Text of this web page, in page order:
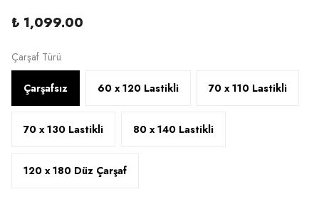
₺ 1,099.00
Çarşaf Türü
Çarşafsız 60 x 120 Lastikli 70 x 110 Lastikli
70 x 130 Lastikli 80 x 140 Lastikli
120 x 180 Düz Çarşaf